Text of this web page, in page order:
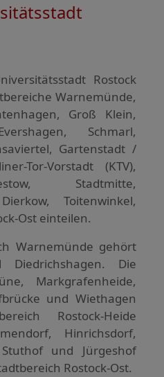
Rostock
Warnemünde,
Groß Klein,
Schmarl,
Gartenstadt /
Tor-Vorstadt (KTV),
Stadtmitte,
Toitenwinkel,
Ost einteilen.
Warnemünde gehört
Die
Markgrafenheide,
und Wiethagen
Rostock-Heide
Hinrichsdorf,
und Jürgeshof
Rostock-Ost.